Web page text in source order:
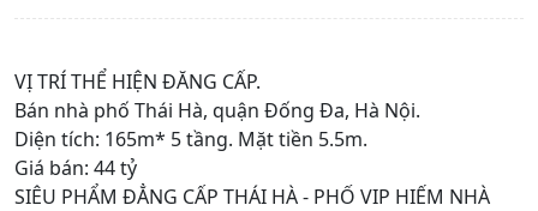
VỊ TRÍ THỂ HIỆN ĐĂNG CẤP.
Bán nhà phố Thái Hà, quận Đống Đa, Hà Nội.
Diện tích: 165m* 5 tầng. Mặt tiền 5.5m.
Giá bán: 44 tỷ
SIÊU PHẨM ĐẲNG CẤP THÁI HÀ - PHỐ VIP HIẾM NHÀ